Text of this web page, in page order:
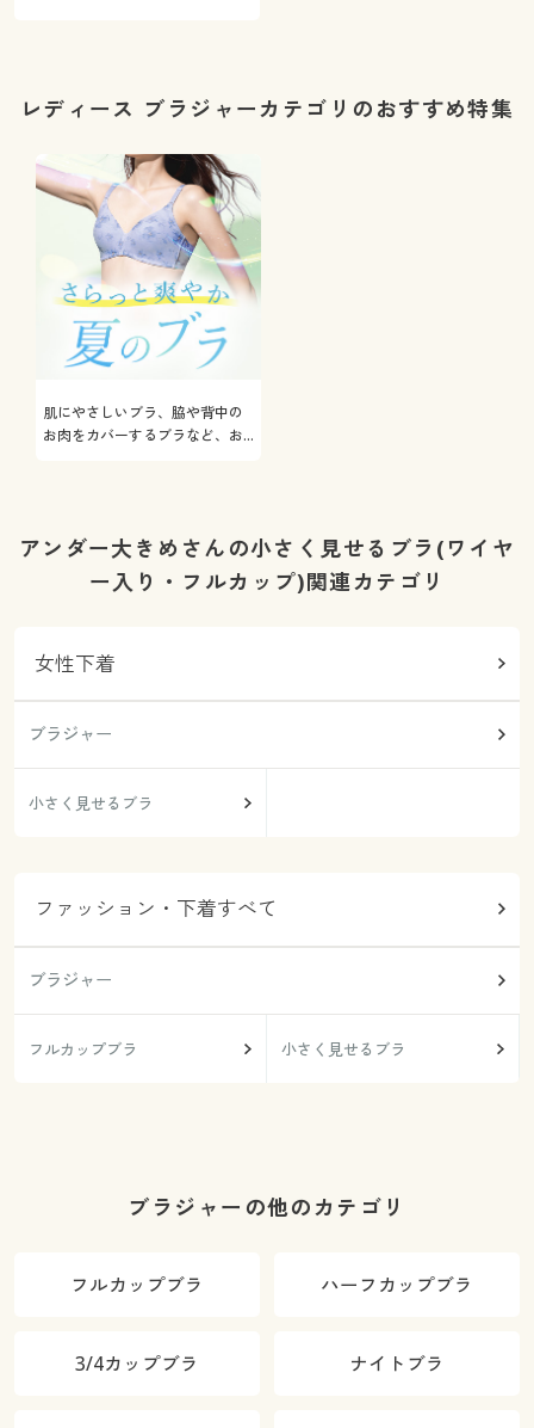
レディース ブラジャーカテゴリのおすすめ特集
肌にやさしいブラ、脇や背中の
お肉をカバーするブラなど、お
アンダー大きめさんの小さく見せるブラ(ワイヤ
ー入り・フルカップ)関連カテゴリ
女性下着
ブラジャー
小さく見せるブラ
ファッション・下着すべて
ブラジャー
フルカップブラ 小さく見せるブラ
ブラジャーの他のカテゴリ
フルカップブラ ハーフカップブラ
3/4カップブラ ナイトブラ